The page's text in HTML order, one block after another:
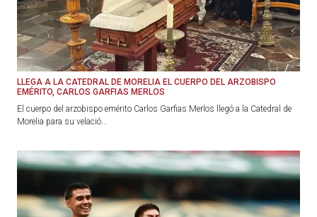
LLEGA A LA CATEDRAL DE MORELIA EL CUERPO DEL ARZOBISPO
EMÉRITO, CARLOS GARFIAS MERLOS
El cuerpo del arzobispo emérito Carlos Garfias Merlos llegó a la Catedral de
Morelia para su velació...